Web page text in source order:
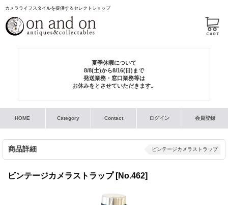
カメラライフスタイルを提供するセレクトショップ
夏季休暇について
8/8(土)から8/16(日)まで
発送業務・窓口業務等は
お休みをとさせていただきます。
HOME Category Contact ログイン 会員登録
商品詳細 ビンテージカメラストラップ
ビンテージカメラストラップ [No.462]